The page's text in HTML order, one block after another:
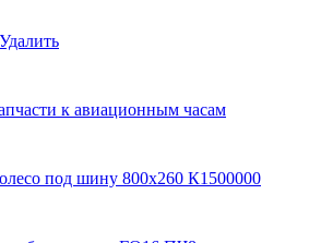
к авиационным часам
под шину 800х260 К1500000